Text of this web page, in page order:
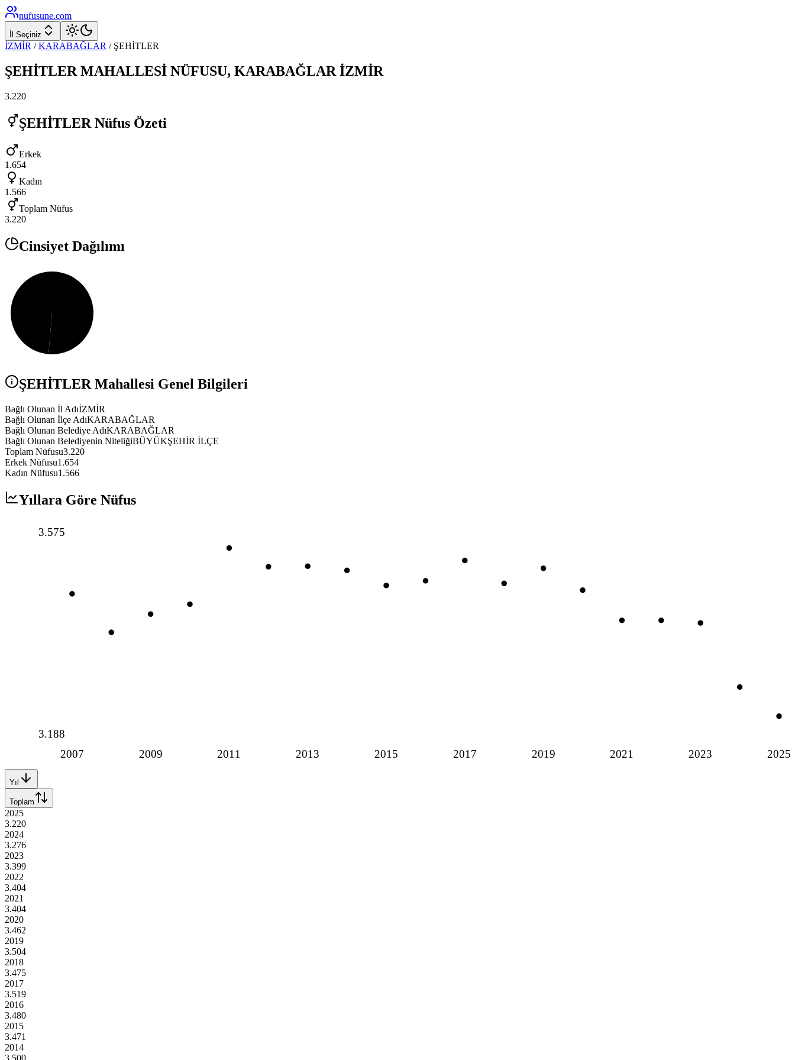
nufusune.com
İl Seçiniz
İZMİR / KARABAĞLAR / ŞEHİTLER
ŞEHİTLER MAHALLESİ NÜFUSU, KARABAĞLAR İZMİR
3.220
ŞEHİTLER Nüfus Özeti
Erkek
1.654
Kadın
1.566
Toplam Nüfus
3.220
Cinsiyet Dağılımı
ŞEHİTLERMahallesi Genel Bilgileri
Bağlı Olunan İl AdıİZMİR
Bağlı Olunan İlçe AdıKARABAĞLAR
Bağlı Olunan Belediye AdıKARABAĞLAR
Bağlı Olunan Belediyenin NiteliğiBÜYÜKŞEHİR İLÇE
Toplam Nüfusu3.220
Erkek Nüfusu1.654
Kadın Nüfusu1.566
Yıllara Göre Nüfus
2007 2009 2011 2013 2015 2017 2019 2021 2023 2025
3.575
3.188
Yıl
Toplam
2025
3.220
2024
3.276
2023
3.399
2022
3.404
2021
3.404
2020
3.462
2019
3.504
2018
3.475
2017
3.519
2016
3.480
2015
3.471
2014